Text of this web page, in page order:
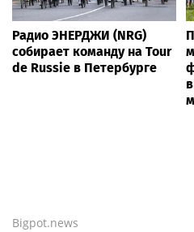
Радио ЭНЕРДЖИ (NRG)
собирает команду на Tour
de Russie в Петербурге
Bigpot.news